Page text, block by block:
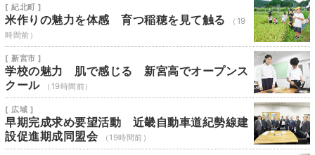
[ 紀北町 ]
米作りの魅力を体感 育つ稲穂を見て触る
（19
時間前）
[ 新宮市 ]
学校の魅力 肌で感じる 新宮高でオープンス
クール
（19時間前）
[ 広域 ]
早期完成求め要望活動 近畿自動車道紀勢線建
設促進期成同盟会
（19時間前）